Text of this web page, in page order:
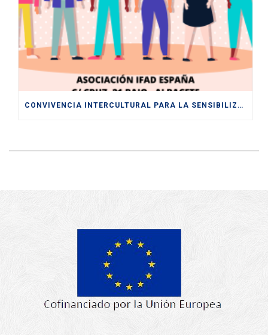
CONVIVENCIA INTERCULTURAL PARA LA SENSIBILIZACIÓN HACIA UNA SOCIEDAD PLURAL Y DIVERSA ENTRE LOS Y LAS JÓVENES